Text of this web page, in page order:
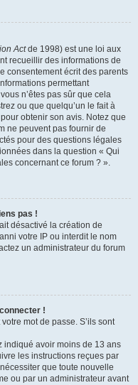
Actde 1998) est une loi aux
recueillir des informations de
consentement écrit des parents
permettant
n’êtes pas sûr que cela
ou que quelqu’un le fait à
obtenir son avis. Notez que
ne peuvent pas fournir de
pour des questions légales
dans la question « Qui
concernant ce forum ? ».
pas !
désactivé la création de
votre IP ou interdit le nom
un administrateur du forum
!
mot de passe. S’ils sont
indiqué avoir moins de 13 ans
les instructions reçues par
que toute nouvelle
ou par un administrateur avant